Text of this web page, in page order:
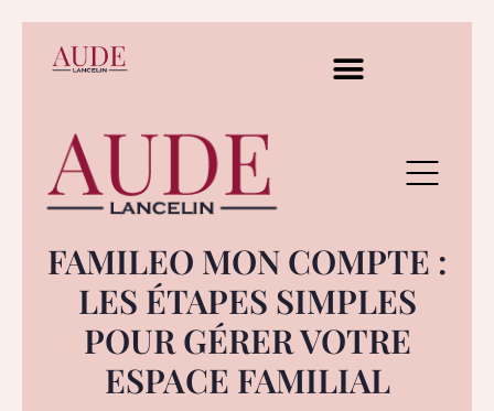
FAMILEO MON COMPTE :
LES ÉTAPES SIMPLES
POUR GÉRER VOTRE
ESPACE FAMILIAL